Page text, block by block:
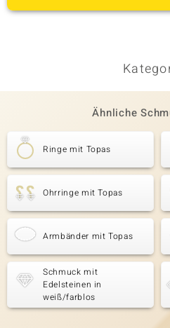
Ähnliche
Ringe mit Topas
Ohrringe mit Topas
Armbänder mit Topas
Schmuck mit
Edelsteinen in
weiß/farblos